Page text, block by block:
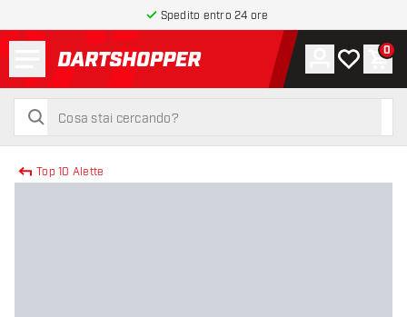
Spedito entro 24 ore
torna alla home page
cerca
cerca
Account
La mia0
Top 10 Alette